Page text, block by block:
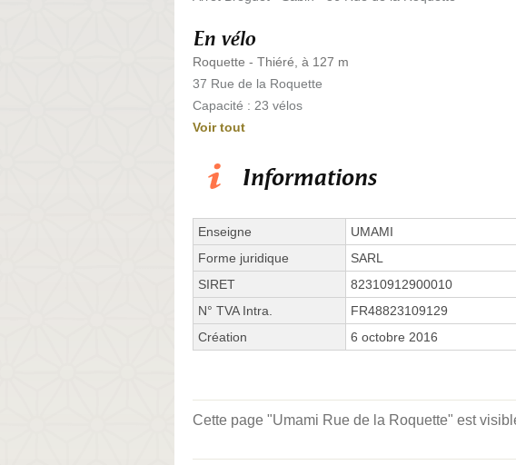
En vélo
Roquette - Thiéré, à 127 m
37 Rue de la Roquette
Capacité : 23 vélos
Voir tout
Informations
Enseigne
UMAMI
Forme juridique
SARL
SIRET
82310912900010
N° TVA Intra.
FR48823109129
Création
6 octobre 2016
Cette page "Umami Rue de la Roquette" est